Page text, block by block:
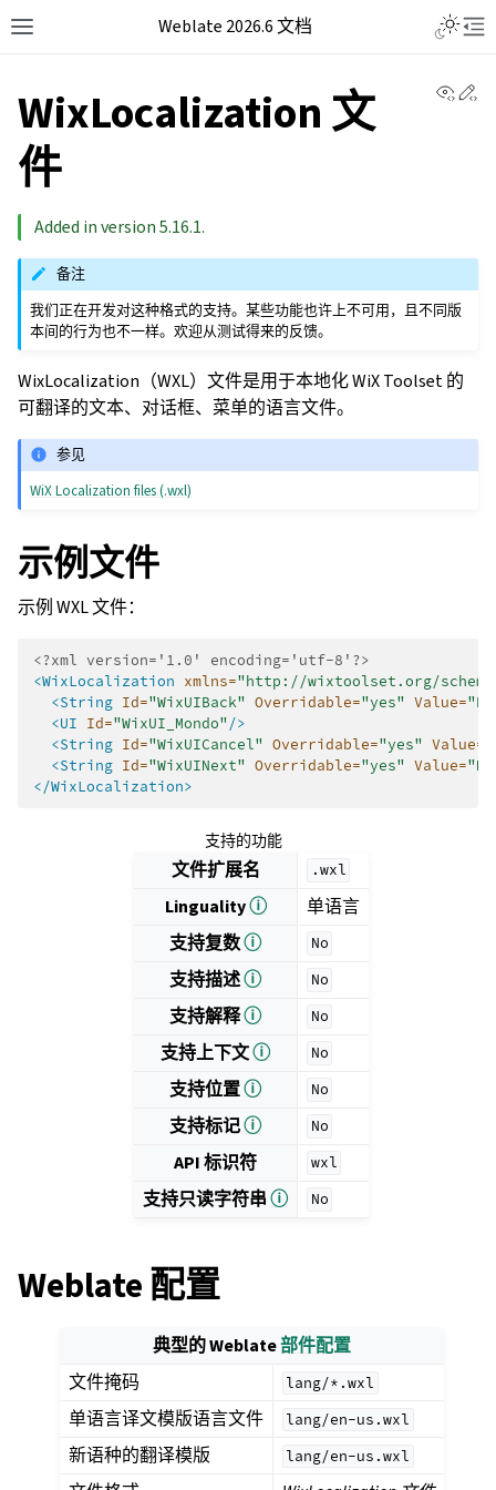
Weblate 2026.6 文档
WixLocalization 文
件
Added in version 5.16.1.
备注
我们正在开发对这种格式的支持。某些功能也许上不可用，且不同版
本间的行为也不一样。欢迎从测试得来的反馈。
WixLocalization（WXL）文件是用于本地化 WiX Toolset 的
可翻译的文本、对话框、菜单的语言文件。
参见
WiX Localization files (.wxl)
示例文件
示例 WXL 文件：
<?xml version='1.0' encoding='utf-8'?>
<WixLocalization xmlns="http://wixtoolset.org/
<String Id="WixUIBack" Overridable="yes" Value=
<UI Id="WixUI_Mondo"/>
<String Id="WixUICancel" Overridable="yes" Value=
<String Id="WixUINext" Overridable="yes" Value=
</WixLocalization>
支持的功能
文件扩展名 .wxl
Lingualityⓘ
单语言
支持复数ⓘ No
支持描述ⓘ No
支持解释ⓘ No
支持上下文ⓘ No
支持位置ⓘ No
支持标记ⓘ No
API 标识符 wxl
支持只读字符串ⓘ No
Weblate 配置
典型的 Weblate部件配置
文件掩码
lang/*.wxl
单语言译文模版语言文件 lang/en-us.wxl
新语种的翻译模版 lang/en-us.wxl